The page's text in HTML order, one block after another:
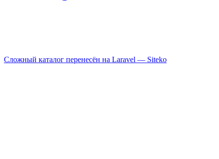
Сложный каталог перенесён на Laravel — Siteko